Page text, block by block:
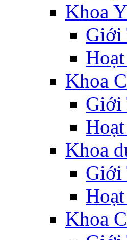
Khoa
Giới
Khoa
Giới
Khoa
Giới
Khoa